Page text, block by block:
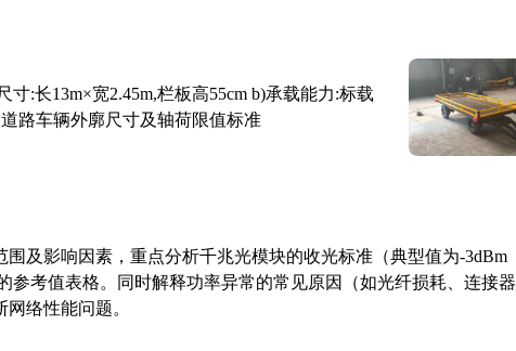
:长13m×宽2.45m,栏板高55cm b)承载能力:标载
路车辆外廓尺寸及轴荷限值标准
及影响因素，重点分析千兆光模块的收光标准（典型值为-3dBm
参考值表格。同时解释功率异常的常见原因（如光纤损耗、连接器
络性能问题。